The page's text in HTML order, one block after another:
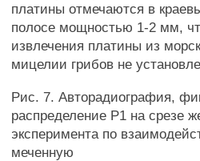
платины отмечаются в
полосе мощностью 1-2 мм,
извлечения платины из
мицелии грибов не
Рис. 7. Авторадиография,
распределение Р1 на срезе
эксперимента по
меченную